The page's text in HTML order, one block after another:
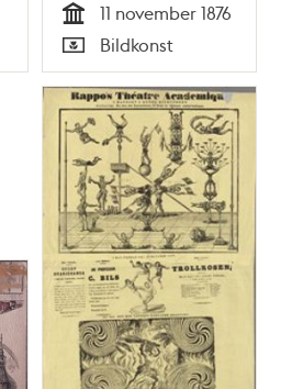
Tid
11 november 1876
Typ
Bildkonst